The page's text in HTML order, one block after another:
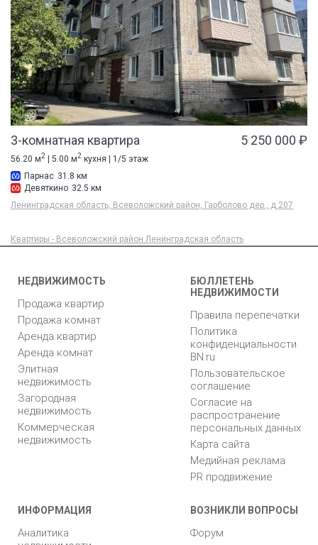
3-комнатная квартира 5 250 000 ₽
56.20 м2 | 5.00 м2 кухня | 1/5 этаж
Парнас 31.8 км
Девяткино 32.5 км
Ленинградская область, Всеволожский район, Гарболово дер., д 207
Квартиры - Всеволожский район Ленинградская область
НЕДВИЖИМОСТЬ
Продажа квартир
Продажа комнат
Аренда квартир
Аренда комнат
Элитная
недвижимость
Загородная
недвижимость
Коммерческая
недвижимость
БЮЛЛЕТЕНЬ
НЕДВИЖИМОСТИ
Правила перепечатки
Политика
конфиденциальности
BN.ru
Пользовательское
соглашение
Согласие на
распространение
персональных данных
Карта сайта
Медийная реклама
PR продвижение
ИНФОРМАЦИЯ
Аналитика
ВОЗНИКЛИ ВОПРОСЫ
Форум